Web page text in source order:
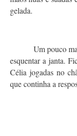
gelada.
Um pouco
esquentar a janta.
Célia jogadas no
que continha a